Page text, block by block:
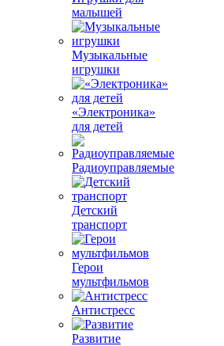
малышей
Музыкальные
игрушки
«Электроника»
для детей
Радиоуправляемые
Детский
транспорт
Герои
мультфильмов
Антистресс
Развитие